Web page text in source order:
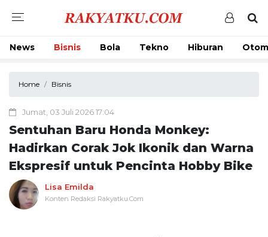
News Bisnis Bola Tekno Hiburan
Home Bisnis
Jumat, 03 Juli 2026 17:04
Sentuhan Baru Honda Monkey:
Hadirkan Corak Jok Ikonik dan Warna
Ekspresif untuk Pencinta Hobby Bike
Lisa Emilda
Konten Redaksi Rakyatku.Com